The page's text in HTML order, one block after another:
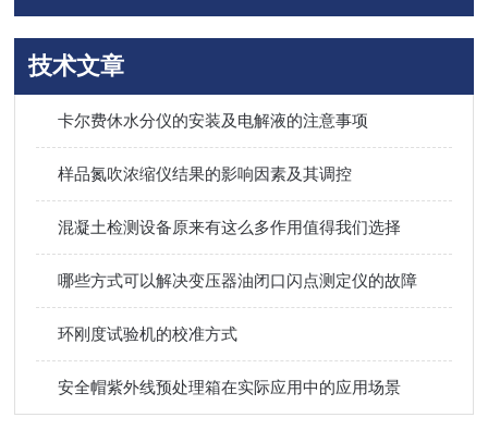
技术文章
卡尔费休水分仪的安装及电解液的注意事项
样品氮吹浓缩仪结果的影响因素及其调控
混凝土检测设备原来有这么多作用值得我们选择
哪些方式可以解决变压器油闭口闪点测定仪的故障
环刚度试验机的校准方式
安全帽紫外线预处理箱在实际应用中的应用场景